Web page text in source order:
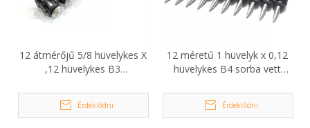
12 átmérőjű 5/8 hüvelykes X
,12 hüvelykes B3
HILTI BX3-hoz
Érdeklődni
12 méretű 1 hüvelyk x 0,12
hüvelykes B4 sorba vett
Érdeklődni